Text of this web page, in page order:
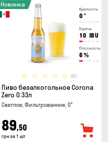
Крепость
0 °
Горечь
10 IBU
Плотность
6 %
(0)
Новинка
Пиво безалкогольное Corona
Zero 0.33л
Светлое, Фильтрованное, 0°
89,50
грн за 1 шт